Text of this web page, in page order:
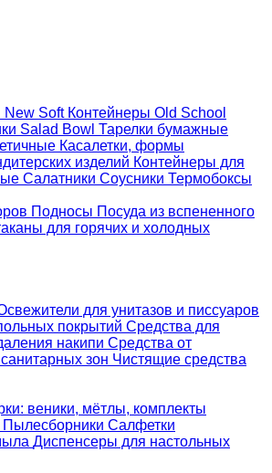
New Soft Контейнеры Old School
Salad Bowl Тарелки бумажные
Касалетки, формы
изделий Контейнеры для
Салатники Соусники Термобоксы
Подносы Посуда из вспененного
для горячих и холодных
для унитазов и писсуаров
покрытий Средства для
накипи Средства от
зон Чистящие средства
веники, мётлы, комплекты
Пылесборники Салфетки
Диспенсеры для настольных